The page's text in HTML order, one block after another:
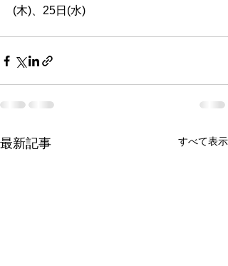
(木)、25日(水)
最新記事 すべて表示